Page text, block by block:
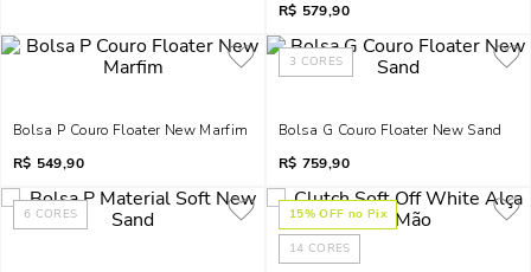
R$ 579,90
Bolsa P Couro Floater New Marfim
R$ 549,90
3 CORES
Bolsa G Couro Floater New Sand
R$ 759,90
6 CORES 15% OFF no Pix
14 CORES